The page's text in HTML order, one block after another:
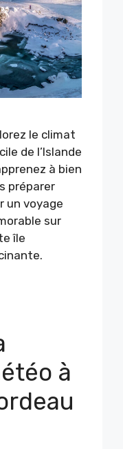
le climat
de l’Islande
à bien
préparer
un voyage
sur
île
à